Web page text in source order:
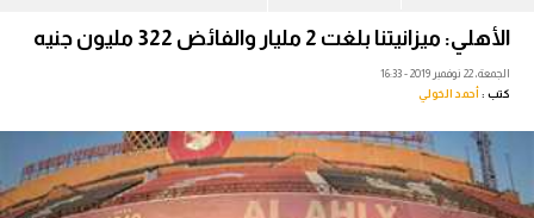
ميركاتو
مسابقة التوقعات
فيديوهات
الأهلي: ميزانيتنا بلغت 2 مليار والفائض 322 مليون جنيه
الجمعة، 22 نوفمبر 2019 - 16:33
كتب : أحمد الخولي